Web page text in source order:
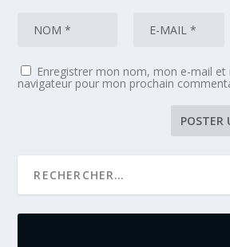
Enregistrer mon nom, mon e-mail et
navigateur pour mon prochain